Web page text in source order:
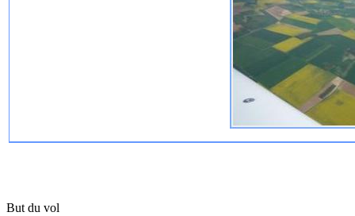
But du vol